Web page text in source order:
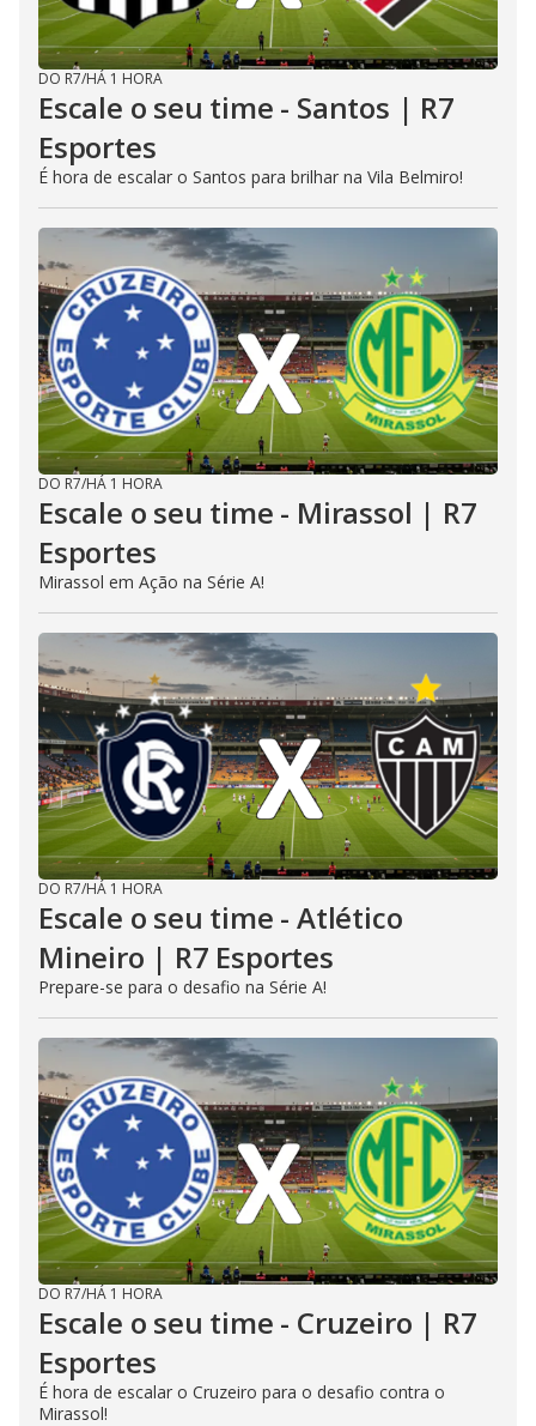
DO R7/HÁ 1 HORA
Escale o seu time - Santos | R7
Esportes
É hora de escalar o Santos para brilhar na Vila Belmiro!
DO R7/HÁ 1 HORA
Escale o seu time - Mirassol | R7
Esportes
Mirassol em Ação na Série A!
DO R7/HÁ 1 HORA
Escale o seu time - Atlético
Mineiro | R7 Esportes
Prepare-se para o desafio na Série A!
DO R7/HÁ 1 HORA
Escale o seu time - Cruzeiro | R7
Esportes
É hora de escalar o Cruzeiro para o desafio contra o
Mirassol!